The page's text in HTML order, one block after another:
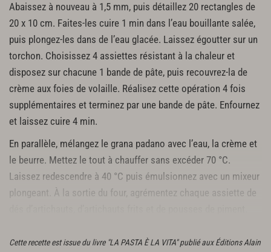
Abaissez à nouveau à 1,5 mm, puis détaillez 20 rectangles de
20 x 10 cm. Faites-les cuire 1 min dans l’eau bouillante salée,
puis plongez-les dans de l’eau glacée. Laissez égoutter sur un
torchon. Choisissez 4 assiettes résistant à la chaleur et
disposez sur chacune 1 bande de pâte, puis recouvrez-la de
crème aux foies de volaille. Réalisez cette opération 4 fois
supplémentaires et terminez par une bande de pâte. Enfournez
et laissez cuire 4 min.
En parallèle, mélangez le grana padano avec l’eau, la crème et
le beurre. Mettez le tout à chauffer sans excéder 70 °C.
Laissez redescendre à 40 °C puis émulsionnez avec un mixeur
plongeant. À la sortie du four, agrémentez chaque assiette de
Cette recette est issue du livre "LA PASTA È LA VITA" publié aux Éditions Alain